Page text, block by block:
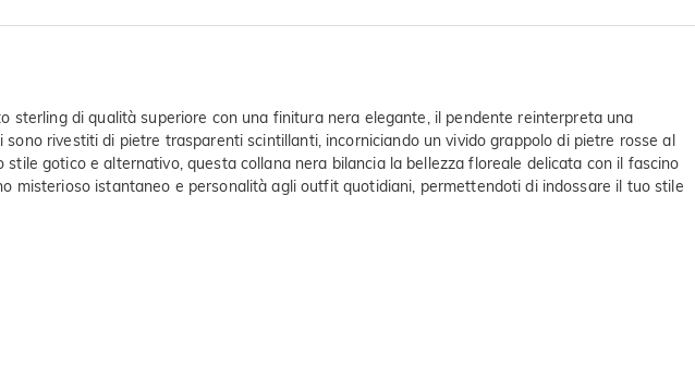
sterling di qualità superiore con una finitura nera elegante, il pendente reinterpreta una
rivestiti di pietre trasparenti scintillanti, incorniciando un vivido grappolo di pietre rosse al
gotico e alternativo, questa collana nera bilancia la bellezza floreale delicata con il fascino
misterioso istantaneo e personalità agli outfit quotidiani, permettendoti di indossare il tuo stile